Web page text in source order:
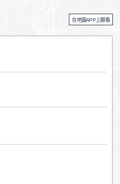
在地圖APP上觀看